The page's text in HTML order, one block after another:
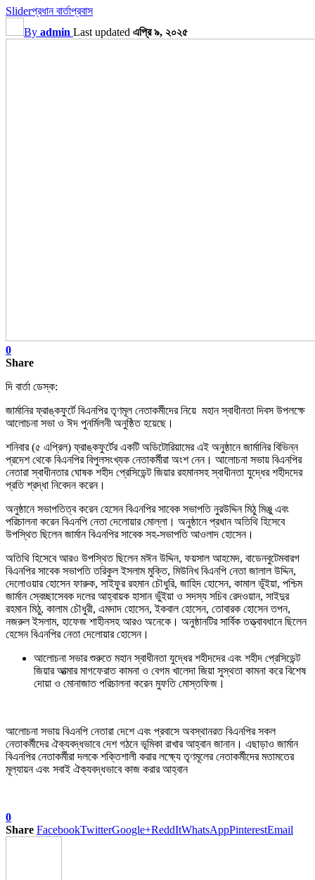
Sliderপ্রধান বার্তাপ্রবাস
By admin Last updated এপ্রি ৯, ২০২৫
0
Share
দি বার্তা ডেস্ক:
জার্মানির ফ্রাঙ্কফুর্টে বিএনপির তৃণমূল নেতাকর্মীদের নিয়ে মহান স্বাধীনতা দিবস উপলক্ষে
আলোচনা সভা ও ঈদ পুনর্মিলনী অনুষ্ঠিত হয়েছে।
শনিবার (৫ এপ্রিল) ফ্রাঙ্কফুর্টের একটি অডিটোরিয়ামের এই অনুষ্ঠানে জার্মানির বিভিন্ন
প্রদেশ থেকে বিএনপির বিপুলসংখ্যক নেতাকর্মীরা অংশ নেন। আলোচনা সভায় বিএনপির
নেতারা স্বাধীনতার ঘোষক শহীদ প্রেসিডেন্ট জিয়ার রহমানসহ স্বাধীনতা যুদ্ধের শহীদদের
প্রতি শ্রদ্ধা নিবেদন করেন।
অনুষ্ঠানে সভাপতিত্ব করেন হেসেন বিএনপির সাবেক সভাপতি নুরউদ্দিন মিঠু মিঞ্জু এবং
পরিচালনা করেন বিএনপি নেতা দেলোয়ার মোল্লা। অনুষ্ঠানে প্রধান অতিথি হিসেবে
উপস্থিত ছিলেন জার্মান বিএনপির সাবেক সহ-সভাপতি আওলাদ হোসেন।
অতিথি হিসেবে আরও উপস্থিত ছিলেন মঈন উদ্দিন, ফয়সাল আহমেদ, বাডেনবুটেমবারগ
বিএনপির সাবেক সভাপতি তরিকুল ইসলাম মুক্তি, মিউনিখ বিএনপি নেতা জালাল উদ্দিন,
দেলোওয়ার হোসেন ফারুক, সাইফুর রহমান চৌধুরি, জাহিদ হোসেন, কামাল ভূঁইয়া, পশ্চিম
জার্মান স্বেচ্ছাসেবক দলের আহ্বায়ক হাসান ভুঁইয়া ও সদস্য সচিব রেদওয়ান, সাইদুর
রহমান মিঠু, কালাম চৌধুরী, এমদাদ হোসেন, ইকবাল হোসেন, তোবারক হোসেন তপন,
নজরুল ইসলাম, হাফেজ শাহীনসহ আরও অনেকে। অনুষ্ঠানটির সার্বিক তত্ত্বাবধানে ছিলেন
হেসেন বিএনপির নেতা দেলোয়ার হোসেন।
আলোচনা সভার শুরুতে মহান স্বাধীনতা যুদ্ধের শহীদদের এবং শহীদ প্রেসিডেন্ট
জিয়ার আত্মার মাগফেরাত কামনা ও বেগম খালেদা জিয়া সুস্থতা কামনা করে বিশেষ
দোয়া ও মোনাজাত পরিচালনা করেন মুফতি মোস্তফিজ।
আলোচনা সভায় বিএনপি নেতারা দেশে এবং প্রবাসে অবস্থানরত বিএনপির সকল
নেতাকর্মীদের ঐক্যবদ্ধভাবে দেশ গঠনে ভূমিকা রাখার আহ্বান জানান। এছাড়াও জার্মান
বিএনপির নেতাকর্মীরা দলকে শক্তিশালী করার লক্ষ্যে তৃণমূলের নেতাকর্মীদের মতামতের
মূল্যায়ন এবং সবাই ঐক্যবদ্ধভাবে কাজ করার আহ্বান
0
Share FacebookTwitterGoogle+ReddItWhatsAppPinterestEmail